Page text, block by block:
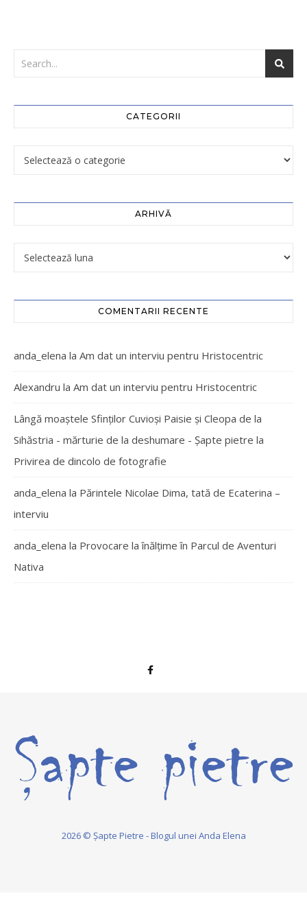
CATEGORII
ARHIVĂ
COMENTARII RECENTE
anda_elena la Am dat un interviu pentru Hristocentric
Alexandru la Am dat un interviu pentru Hristocentric
Lângă moaștele Sfinților Cuvioși Paisie și Cleopa de la
Sihăstria - mărturie de la deshumare - Şapte pietre la
Privirea de dincolo de fotografie
anda_elena la Părintele Nicolae Dima, tată de Ecaterina –
interviu
anda_elena la Provocare la înălțime în Parcul de Aventuri
Nativa
2026 © Șapte Pietre - Blogul unei Anda Elena